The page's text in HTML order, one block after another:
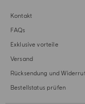
Kontakt
FAQs
Exklusive vorteile
Versand
Rücksendung und
Bestellstatus prüfen